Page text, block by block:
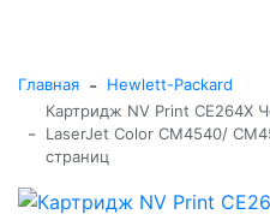
Главная - Hewlett-Packard
-
Картридж NV Print CE264X
LaserJet Color CM4540/
страниц